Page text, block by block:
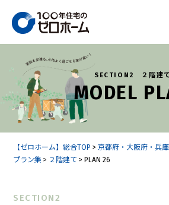
MODEL
SECTION2 ２階建て
【ゼロホーム】総合TOP >京都府・大阪府・兵
プラン集 > ２階建て > PLAN 26
SECTION2